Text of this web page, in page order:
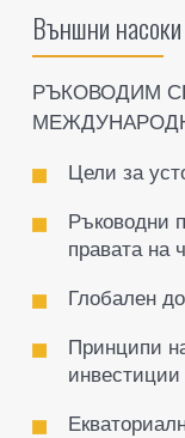
Външни
РЪКОВОДИМ
Цели за
Ръководни
правата на
Глобален
Принципи
инвестиции